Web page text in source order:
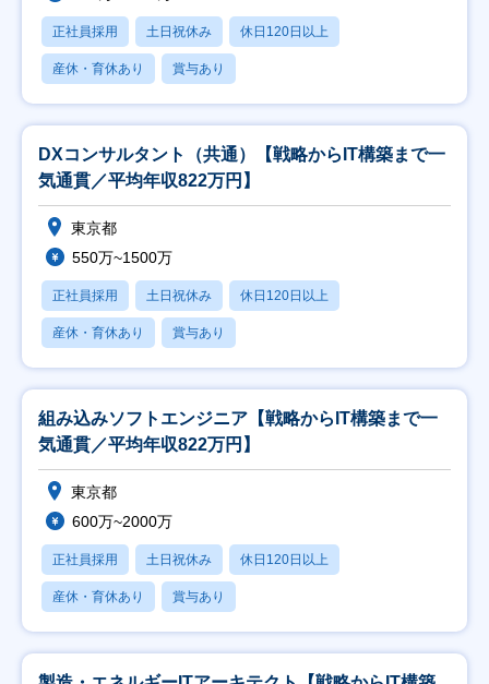
正社員採用 土日祝休み 休日120日以上
産休・育休あり 賞与あり
DXコンサルタント（共通）【戦略からIT構築まで一
気通貫／平均年収822万円】
東京都
550万~1500万
正社員採用 土日祝休み 休日120日以上
産休・育休あり 賞与あり
組み込みソフトエンジニア【戦略からIT構築まで一
気通貫／平均年収822万円】
東京都
600万~2000万
正社員採用 土日祝休み 休日120日以上
産休・育休あり 賞与あり